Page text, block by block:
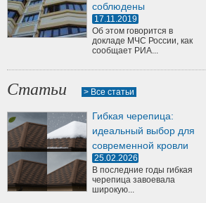
соблюдены
17.11.2019
Об этом говорится в
докладе МЧС России, как
сообщает РИА...
Статьи > Все статьи
Гибкая черепица:
идеальный выбор для
современной кровли
25.02.2026
В последние годы гибкая
черепица завоевала
широкую...